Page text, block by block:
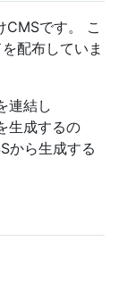
CMSです。 こ
配布していま
連結し
生成するの
から生成する